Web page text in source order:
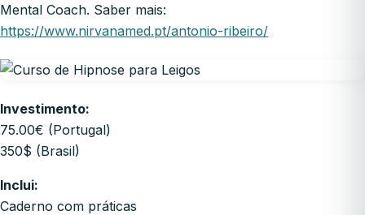
Mental Coach. Saber mais:
https://www.nirvanamed.pt/antonio-ribeiro/
Investimento:
75.00€ (Portugal)
350$ (Brasil)
Inclui:
Caderno com práticas